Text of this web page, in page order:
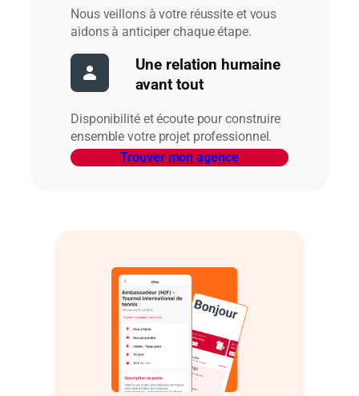
Nous veillons à votre réussite et vous
aidons à anticiper chaque étape.
Une relation humaine
avant tout
Disponibilité et écoute pour construire
ensemble votre projet professionnel.
Trouver mon agence